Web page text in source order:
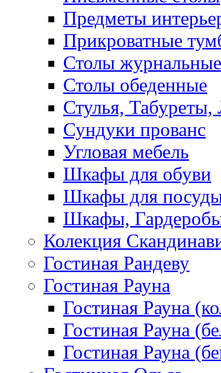
Предметы
Прикроватные
Столы журнальные
Столы обеденные
Стулья, Табуреты,
Сундуки прованс
Угловая мебель
Шкафы для обуви
Шкафы для
Шкафы,
Колекция
Гостиная Рандеву
Гостиная Рауна
Гостиная Рауна
Гостиная Рауна
Гостиная Рауна